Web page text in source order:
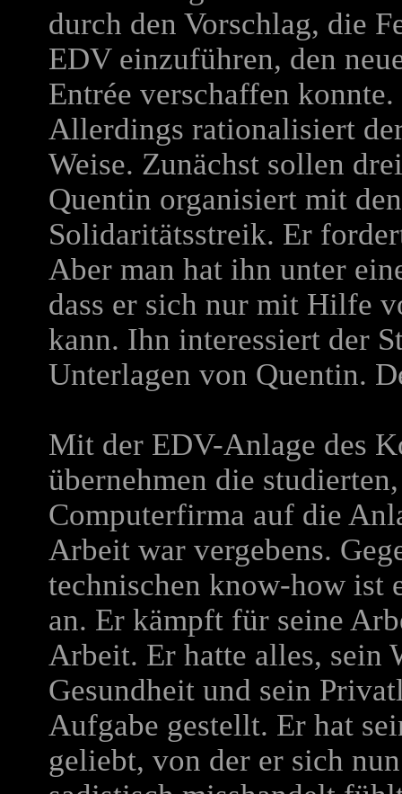
durch den Vorschlag, die
EDV einzuführen, den
Entrée verschaffen
Allerdings rationalisiert
Weise. Zunächst sollen
Quentin organisiert mit
Solidaritätsstreik. Er
Aber man hat ihn unter
dass er sich nur mit Hilfe
kann. Ihn interessiert der
Unterlagen von Quentin.
Mit der EDV-Anlage des
übernehmen die
Computerfirma auf die
Arbeit war vergebens.
technischen know-how ist
an. Er kämpft für seine
Arbeit. Er hatte alles, sein
Gesundheit und sein
Aufgabe gestellt. Er hat
geliebt, von der er sich